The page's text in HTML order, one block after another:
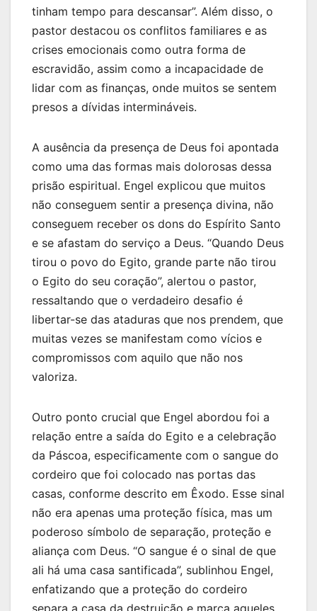
tinham tempo para descansar”. Além disso, o
pastor destacou os conflitos familiares e as
crises emocionais como outra forma de
escravidão, assim como a incapacidade de
lidar com as finanças, onde muitos se sentem
presos a dívidas intermináveis.
A ausência da presença de Deus foi apontada
como uma das formas mais dolorosas dessa
prisão espiritual. Engel explicou que muitos
não conseguem sentir a presença divina, não
conseguem receber os dons do Espírito Santo
e se afastam do serviço a Deus. “Quando Deus
tirou o povo do Egito, grande parte não tirou
o Egito do seu coração”, alertou o pastor,
ressaltando que o verdadeiro desafio é
libertar-se das ataduras que nos prendem, que
muitas vezes se manifestam como vícios e
compromissos com aquilo que não nos
valoriza.
Outro ponto crucial que Engel abordou foi a
relação entre a saída do Egito e a celebração
da Páscoa, especificamente com o sangue do
cordeiro que foi colocado nas portas das
casas, conforme descrito em Êxodo. Esse sinal
não era apenas uma proteção física, mas um
poderoso símbolo de separação, proteção e
aliança com Deus. “O sangue é o sinal de que
ali há uma casa santificada”, sublinhou Engel,
enfatizando que a proteção do cordeiro
separa a casa da destruição e marca aqueles